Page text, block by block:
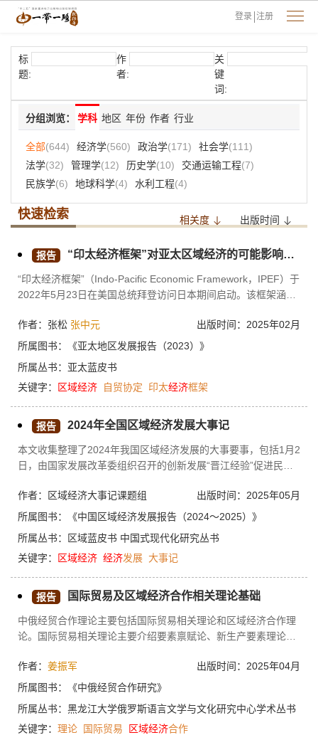
登录 注册
标
题:
作
者:
关
键
词:
分组浏览： 学科 地区 年份 作者 行业
全部(644) 经济学(560) 政治学(171) 社会学(111)
法学(32) 管理学(12) 历史学(10) 交通运输工程(7)
民族学(6) 地球科学(4) 水利工程(4)
快速检索 相关度 出版时间
报告 “印太经济框架”对亚太区域经济的可能影响及中国的应对（2023）
“印太经济框架”（Indo-Pacific Economic Framework，IPEF）于
2022年5月23日在美国总统拜登访问日本期间启动。该框架涵盖
批参与国家共有14个，包括美国、日本、韩国、印度、澳大利
亚、新西兰、印度尼西亚、泰国、马来西亚、菲律宾、新加坡、
成员有较大的重叠。拜登政府推出“印太经济框架”的内部动机包
括重振美国经济和巩固执政基础，外部目标则是完善亚太地区经
济战略并重塑美国在该地区的经济霸权地位。本质上，该框架是
一项以美国利益优先的“印太”区域制度整合方案，其未来可能对
亚太地区的经济合作和供应链稳定等带来不确定性因素，从而对
地区的长期繁荣与稳定构成挑战。中国需要稳步推进制度型对外
开放，构建由跨国公司主导的区域供应链，推动“一带一路”高质
出版时间：2025年02月
作者：张松 张中元
所属图书：
《亚太地区发展报告（2023）》
所属丛书： 亚太蓝皮书
关键字：
区域经济 自贸协定 印太经济框架
报告 2024年全国区域经济发展大事记
本文收集整理了2024年我国区域经济发展的大事要事，包括1月2
日，由国家发展改革委组织召开的创新发展“晋江经验”促进民营
江省优化营商环境条例》等。
出版时间：2025年05月
作者：区域经济大事记课题组
所属图书：
《中国区域经济发展报告（2024～2025）》
所属丛书：
区域蓝皮书 中国式现代化研究丛书
关键字：
区域经济 经济发展 大事记
报告 国际贸易及区域经济合作相关理论基础
中俄经贸合作理论主要包括国际贸易相关理论和区域经济合作理
论。国际贸易相关理论主要介绍要素禀赋论、新生产要素理论和
论、增长极理论和点轴开发理论等。
出版时间：2025年04月
作者： 姜振军
所属图书：
《中俄经贸合作研究》
所属丛书： 黑龙江大学俄罗斯语言文学与文化研究中心学术丛书
关键字： 理论 国际贸易 区域经济合作